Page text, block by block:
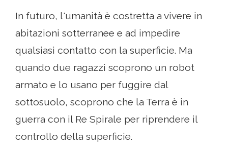
In futuro, l'umanità è costretta a vivere in
abitazioni sotterranee e ad impedire
qualsiasi contatto con la superficie. Ma
quando due ragazzi scoprono un robot
armato e lo usano per fuggire dal
sottosuolo, scoprono che la Terra è in
guerra con il Re Spirale per riprendere il
controllo della superficie.